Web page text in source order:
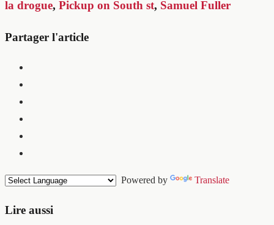
la drogue, Pickup on South st, Samuel Fuller
Partager l'article
Powered by Translate
Lire aussi